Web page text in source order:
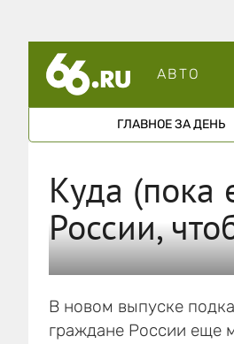
АВТО
ГЛАВНОЕ ЗА ДЕНЬ
Куда (пока
России,
В новом выпуске
граждане России еще